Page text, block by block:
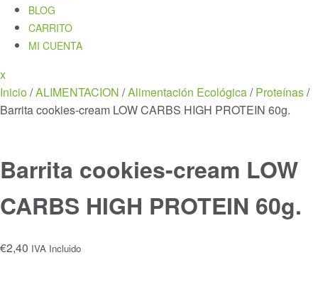
BLOG
CARRITO
MI CUENTA
xClose
Menu
Inicio/ALIMENTACION /Alimentación Ecológica/Proteínas/
Barrita cookies-cream LOW CARBS HIGH PROTEIN 60g.
Barrita cookies-cream LOW
CARBS HIGH PROTEIN 60g.
€2,40 IVA Incluido